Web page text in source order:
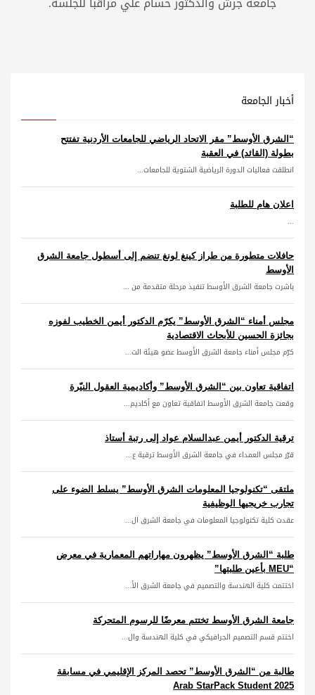
أخبار الجامعة
“الشرق الأوسط” مقر الاتحاد الرياضي للجامعات الأردنية تفتتح
بطولة (القائد) في العقبة
انطلقت فعاليات الدورة الرياضية الشتوية للجامعات...
اعلان هام للطلبة
...
حافلات متطورة من طراز كينغ لونغ تنضم إلى أسطول جامعة الشرق
الأوسط
باشرت جامعة الشرق الأوسط تنفيذ مرحلة متقدمة من ...
مجلس أمناء “الشرق الأوسط” يكرّم الدكتور أيمن الخطيب لفوزه
بجائزة الحسين للأبحاث الاقتصادية
كرّم مجلس أمناء جامعة الشرق الأوسط عضو هيئة الت...
اتفاقية تعاون بين “الشرق الأوسط” وأكاديمية العقول النيّرة
وقعت جامعة الشرق الأوسط اتفاقية تعاون مع أكاديم...
ترقية الدكتور أيمن عبدالسلام عواد إلى رتبة أستاذ
قرّر مجلس العمداء في جامعة الشرق الأوسط ترقية ع...
ملتقى “تكنولوجيا المعلومات الشرق الأوسط” يسلط الضوء على
تجارب خريجيها الوظيفية
عقدت كلية تكنولوجيا المعلومات في جامعة الشرق ال...
طلبة “الشرق الأوسط” يظهرون مهاراتهم المعمارية في معرض
“MEU بأعين طلبتها”
اختتمت كلية الهندسة والتصميم في جامعة الشرق الأ...
جامعة الشرق الأوسط تختتم معرضًا للرسوم المتحركة
اختتم قسم التصميم الجرافيكي في كلية الهندسة وال...
طالبة من “الشرق الأوسط” تحصد المركز الإقليمي في مسابقة
Arab StarPack Student 2025